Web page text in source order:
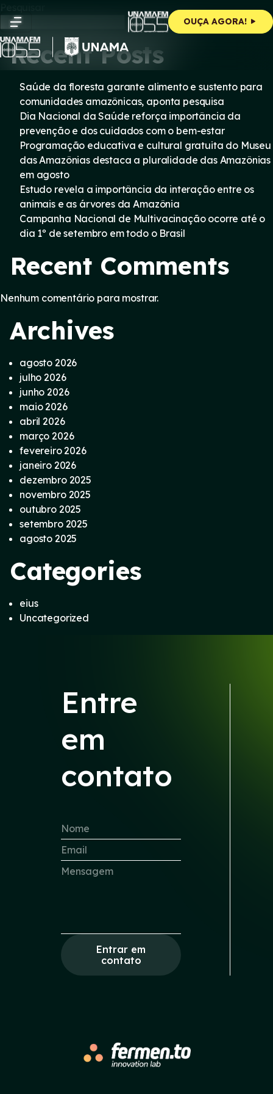
content
OUÇA AGORA!
Pesquisar
Pesquisar
Recent Posts
Saúde da floresta garante alimento e sustento para
comunidades amazônicas, aponta pesquisa
Dia Nacional da Saúde reforça importância da
prevenção e dos cuidados com o bem-estar
Programação educativa e cultural gratuita do Museu
das Amazônias destaca a pluralidade das Amazônias
em agosto
Estudo revela a importância da interação entre os
animais e as árvores da Amazônia
Campanha Nacional de Multivacinação ocorre até o
dia 1º de setembro em todo o Brasil
Recent Comments
Nenhum comentário para mostrar.
Archives
agosto 2026
julho 2026
junho 2026
maio 2026
abril 2026
março 2026
fevereiro 2026
janeiro 2026
dezembro 2025
novembro 2025
outubro 2025
setembro 2025
agosto 2025
Categories
eius
Uncategorized
Entre
em
contato
Entrar em
contato